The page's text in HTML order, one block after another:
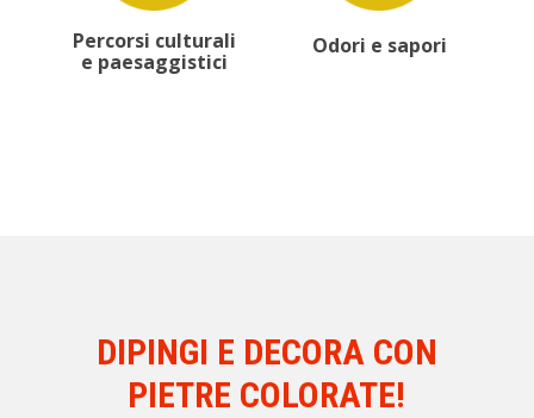
Odori e sapori
DIPINGI E DECORA CON
PIETRE COLORATE!